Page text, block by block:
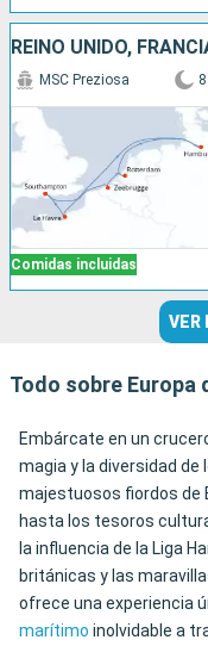
Comidas incluidas
MSC Preziosa
VER
Todo sobre Europa
Embárcate en un
magia y la diversidad de
majestuosos fiordos de
hasta los tesoros
la influencia de la Liga
británicas y las
ofrece una experiencia
marítimo inolvidable a